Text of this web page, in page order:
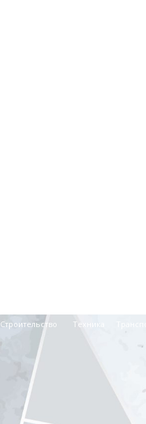
Строительство Техника